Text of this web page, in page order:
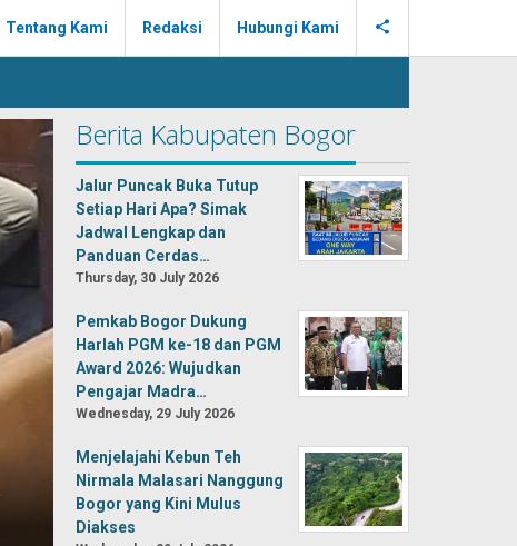
Tentang Kami Redaksi Hubungi Kami
Berita Kabupaten Bogor
Jalur Puncak Buka Tutup
Setiap Hari Apa? Simak
Jadwal Lengkap dan
Panduan Cerdas…
Thursday, 30 July 2026
Pemkab Bogor Dukung
Harlah PGM ke-18 dan PGM
Award 2026: Wujudkan
Pengajar Madra…
Wednesday, 29 July 2026
Menjelajahi Kebun Teh
Nirmala Malasari Nanggung
Bogor yang Kini Mulus
Diakses